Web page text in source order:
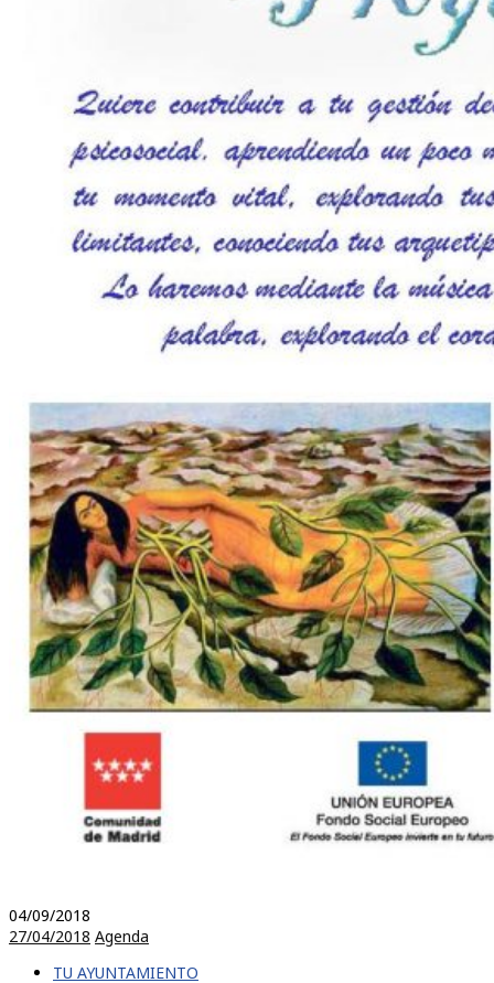
04/09/2018
27/04/2018 Agenda
TU AYUNTAMIENTO